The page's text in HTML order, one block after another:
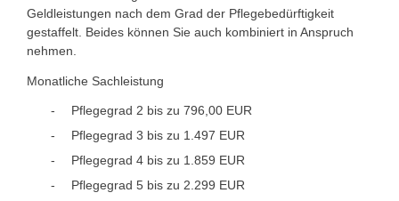
Geldleistungen nach dem Grad der Pflegebedürftigkeit
gestaffelt. Beides können Sie auch kombiniert in Anspruch
nehmen.
Monatliche Sachleistung
Pflegegrad 2 bis zu 796,00 EUR
Pflegegrad 3 bis zu 1.497 EUR
Pflegegrad 4 bis zu 1.859 EUR
Pflegegrad 5 bis zu 2.299 EUR